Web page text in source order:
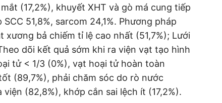
(17,2%), khuyết XHT và gò má cung tiếp
51,8%, sarcom 24,1%. Phương pháp
bả chiếm tỉ lệ cao nhất (51,7%); Lưới
dõi kết quả sớm khi ra viện vạt tạo hình
tử < 1/3 (0%), vạt hoại tử hoàn toàn
(89,7%), phải chăm sóc do rò nước
(82,8%), khớp cắn sai lệch ít (17,2%).